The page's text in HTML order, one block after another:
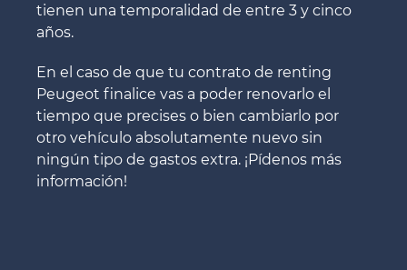
tienen una temporalidad de entre 3 y cinco
años.
En el caso de que tu contrato de renting
Peugeot finalice vas a poder renovarlo el
tiempo que precises o bien cambiarlo por
otro vehículo absolutamente nuevo sin
ningún tipo de gastos extra. ¡Pídenos más
información!